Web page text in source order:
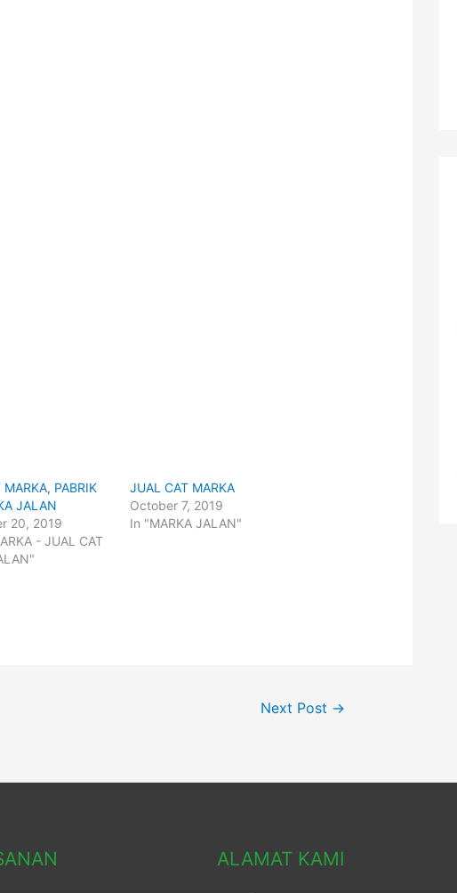
PABRIK
JALAN
20, 2019
- JUAL CAT
JUAL CAT MARKA
October 7, 2019
In "MARKA JALAN"
Next Post →
ALAMAT KAMI